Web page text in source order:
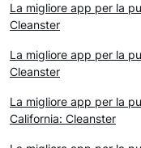
La migliore app per la
Cleanster
La migliore app per la
Cleanster
La migliore app per la
California: Cleanster